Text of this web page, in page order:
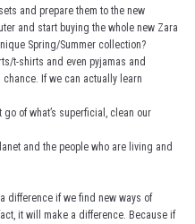
and prepare them to the new
and start buying the whole new Zara
Spring/Summer collection?
t-shirts and even pyjamas and
If we can actually learn
of what’s superficial, clean our
and the people who are living and
difference if we find new ways of
it will make a difference. Because if